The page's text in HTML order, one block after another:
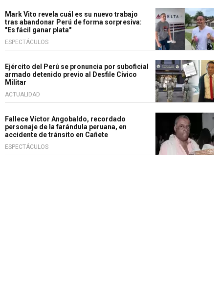
Mark Vito revela cuál es su nuevo trabajo
tras abandonar Perú de forma sorpresiva:
"Es fácil ganar plata"
ESPECTÁCULOS
Ejército del Perú se pronuncia por suboficial
armado detenido previo al Desfile Cívico
Militar
ACTUALIDAD
Fallece Víctor Angobaldo, recordado
personaje de la farándula peruana, en
accidente de tránsito en Cañete
ESPECTÁCULOS